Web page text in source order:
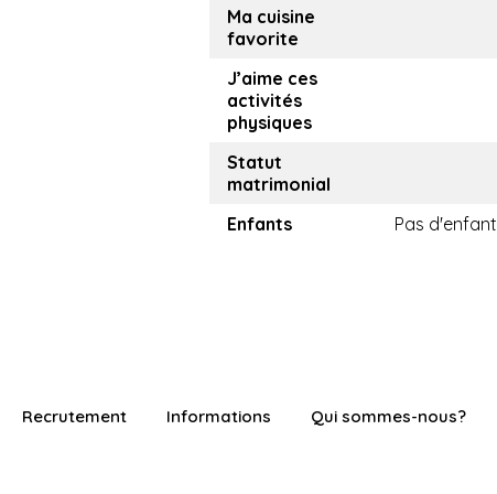
Ma cuisine
favorite
J’aime ces
activités
physiques
Statut
matrimonial
Enfants
Pas d'enfant
Recrutement Informations Qui sommes-nous?